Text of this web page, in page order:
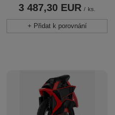
3 487,30 EUR / ks.
+ Přidat k porovnání